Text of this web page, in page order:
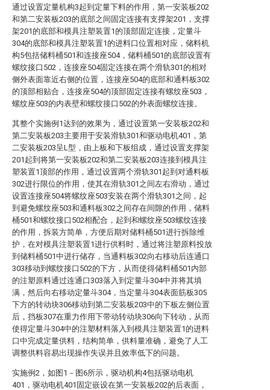
通过设置定量机构3起到定量下料的作用，第一安装板202
和第二安装板203的底部之间固定连接有支撑架201，支撑
架201的底部和模具注塑装置1的顶部固定连接，定量斗
304的底部和模具注塑装置1的进料口位置相对应，储料机
构5包括储料桶501和连接座504，储料桶501的底部设置有
螺纹接口502，连接座504固定连接在两个滑轨301的相对
侧外表面靠近右侧的位置，连接座504的底部和通料板302
的顶部相贴合，连接座504的顶部固定连接有螺纹座503，
螺纹座503的内表壁和螺纹接口502的外表面螺纹连接。
其整个实施例1达到的效果为，通过设置第一安装板202和
第二安装板203主要用于安装滑轨301和驱动电机401，第
二安装板203呈L型，由上板和下板组成，通过设置支撑架
201起到将第一安装板202和第二安装板203连接到模具注
塑装置1顶部的作用，通过设置两个滑轨301起到对通料板
302进行限位的作用，使其在滑轨301之间左右滑动，通过
设置连接座504将螺纹座503安装在两个滑轨301之间，起
到避免螺纹座503和通料板302之间存在间隙的作用，储料
桶501和螺纹接口502相配合，起到和螺纹座503螺纹连接
的作用，拆装方简单，方便后期对储料桶501进行拆除维
护，在对模具注塑装置1进行供料时，通过将注塑原料投放
到储料桶501中进行储存，当通料板302向右移动后连通口
303移动到螺纹接口502的下方，从而使得储料桶501内部
的注塑原料通过连通口303落入到定量斗304中并将其填
满，然后向右移动定量斗304，当定量斗304表面筋板305
下方的转动块306移动到第二安装板203中的下板左侧位置
后，挡板307在重力作用下带动转动块306向下转动，从而
使得定量斗304中的注塑材料落入到模具注塑装置1的进料
口中完成定量供料，结构简单，供料量准确，避免了人工
调整供料容易出现操作失误并且效率低下的问题。
实施例2，如图1－图6所示，驱动机构4包括驱动电机
401，驱动电机401固定嵌设在第一安装板202的后表面，